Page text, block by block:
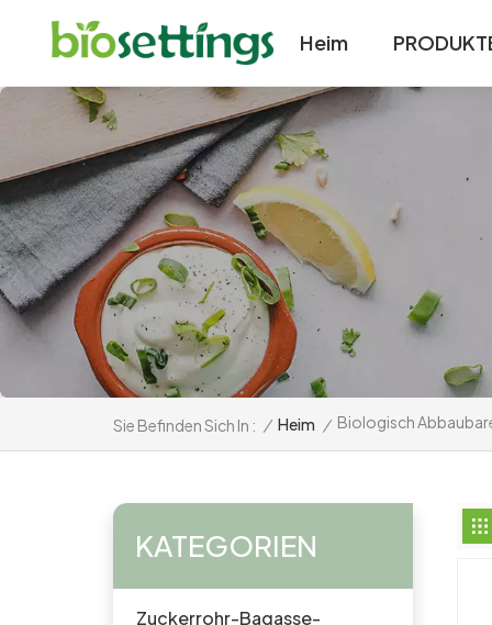
Heim
Sie Befinden Sich In : / Heim / Biologisch
KATEGORIEN
Zuckerrohr-Bagasse-